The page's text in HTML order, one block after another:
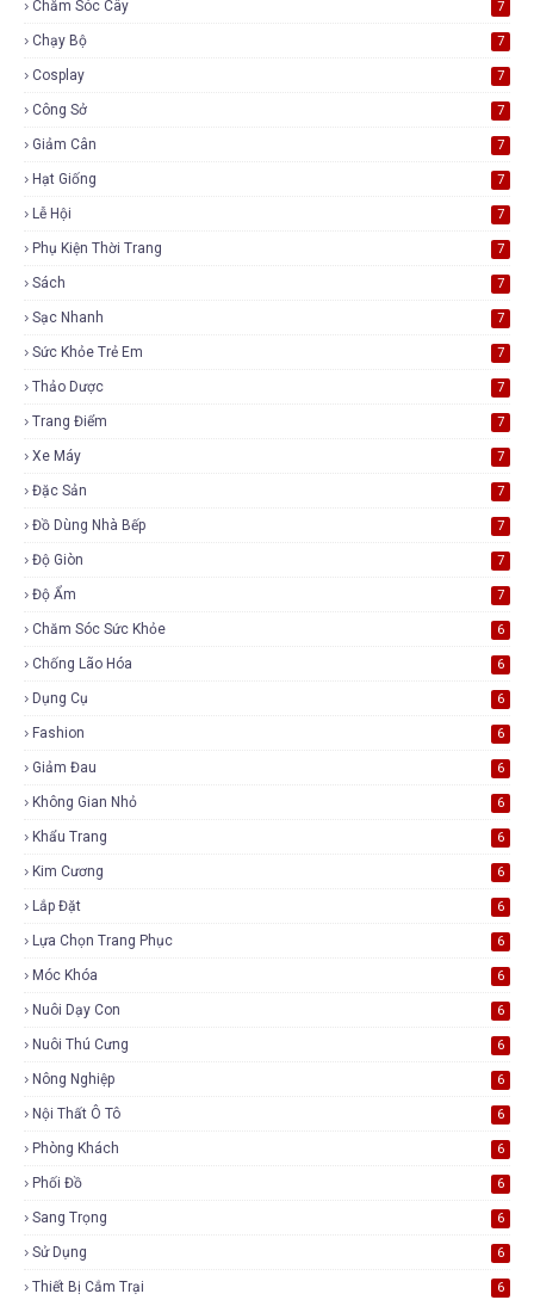
Chăm Sóc Cây 7
Chạy Bộ 7
Cosplay 7
Công Sở 7
Giảm Cân 7
Hạt Giống 7
Lễ Hội 7
Phụ Kiện Thời Trang 7
Sách 7
Sạc Nhanh 7
Sức Khỏe Trẻ Em 7
Thảo Dược 7
Trang Điểm 7
Xe Máy 7
Đặc Sản 7
Đồ Dùng Nhà Bếp 7
Độ Giòn 7
Độ Ẩm 7
Chăm Sóc Sức Khỏe 6
Chống Lão Hóa 6
Dụng Cụ 6
Fashion 6
Giảm Đau 6
Không Gian Nhỏ 6
Khẩu Trang 6
Kim Cương 6
Lắp Đặt 6
Lựa Chọn Trang Phục 6
Móc Khóa 6
Nuôi Dạy Con 6
Nuôi Thú Cưng 6
Nông Nghiệp 6
Nội Thất Ô Tô 6
Phòng Khách 6
Phối Đồ 6
Sang Trọng 6
Sử Dụng 6
Thiết Bị Cắm Trại 6